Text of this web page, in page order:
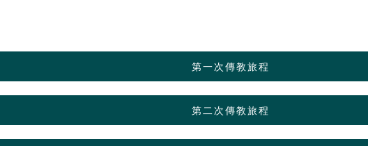
第一次傳教旅程
第二次傳教旅程